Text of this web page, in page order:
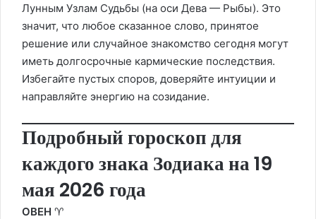
Лунным Узлам Судьбы (на оси Дева — Рыбы). Это
значит, что любое сказанное слово, принятое
решение или случайное знакомство сегодня могут
иметь долгосрочные кармические последствия.
Избегайте пустых споров, доверяйте интуиции и
направляйте энергию на созидание.
Подробный гороскоп для
каждого знака Зодиака на 19
мая 2026 года
ОВЕН ♈️